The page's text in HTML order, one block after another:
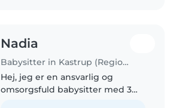
Nadia
Babysitter in Kastrup (Region Hovedstaden)
Hej, jeg er en ansvarlig og
omsorgsfuld babysitter med 3